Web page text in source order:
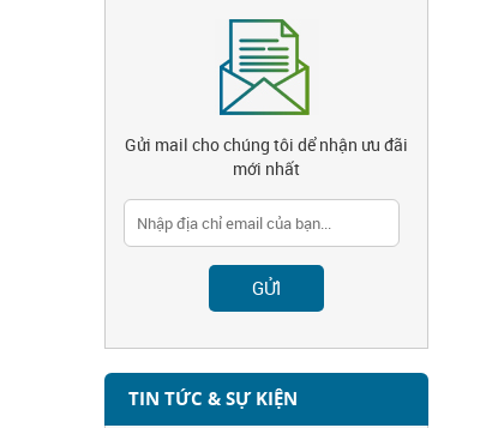
Gửi mail cho chúng tôi dể nhận ưu đãi
mới nhất
TIN TỨC & SỰ KIỆN